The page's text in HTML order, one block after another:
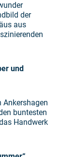
der
aus
und
Ankershagen
buntesten
Handwerk